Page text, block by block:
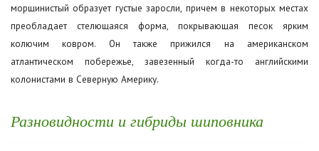
морщинистый образует густые заросли, причем в некоторых местах
преобладает стелющаяся форма, покрывающая песок ярким
колючим ковром. Он также прижился на американском
атлантическом побережье, завезенный когда-то английскими
колонистами в Северную Америку.
Разновидности и гибриды шиповника